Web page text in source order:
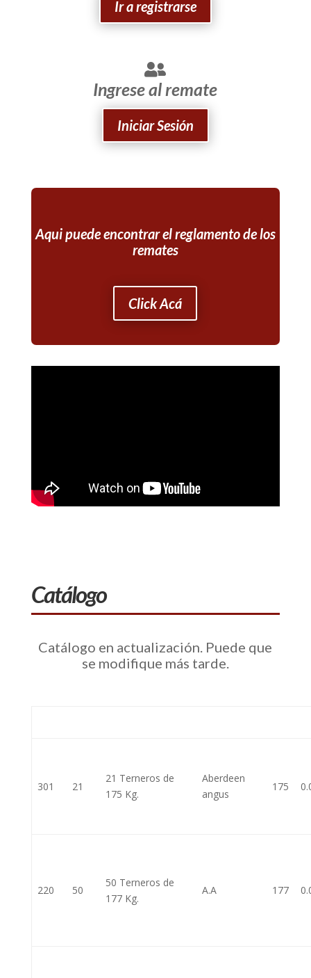
Ir a registrarse
Ingrese al remate
Iniciar Sesión
Aqui puede encontrar el reglamento de los
remates
Click Acá
Catálogo
Catálogo en actualización. Puede que
se modifique más tarde.
301 21
21 Terneros de
175 Kg.
Aberdeen
angus
175
220 50
50 Terneros de
177 Kg.
A.A 177